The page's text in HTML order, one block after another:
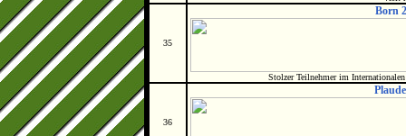
35
Born
Stolzer Teilnehmer im
36